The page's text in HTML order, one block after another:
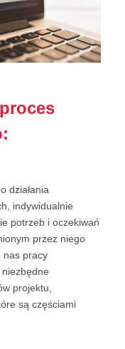
działania
indywidualnie
potrzeb i oczekiwań
przez niego
nas pracy
, niezbędne
projektu,
są częściami